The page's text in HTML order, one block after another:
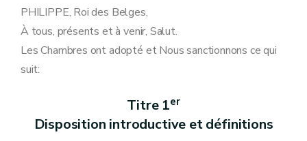
Art. 16
Art. 17
Chapitre 3 Concessions et contrats mixtes ou destinés à plusieurs activités
Art. 18
Titre 3 Dispositions générales
PHILIPPE, Roi des Belges,
À tous, présents et à venir, Salut.
Les Chambres ont adopté et Nous sanctionnons ce qui
suit:
Titre 1er
Disposition introductive et définitions